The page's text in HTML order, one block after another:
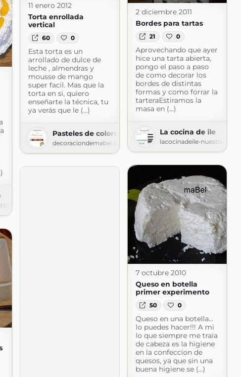
11 enero 2012
Torta enrollada
vertical
60 0
Esta torta es un
arrollado de dulce de
leche , almendras y
mousse de mango
super facil. Mas que la
torta en si, quiero
enseñarte la técnica, tu
ya verás que le (...)
Pasteles de colores
decoraciondemabel.blogspot.com
2 diciembre 2011
Bordes para tartas
21 0
Aprovechando que ayer
hice una tarta abierta,
pongo el paso a paso
de como decorar los
bordes de distintas
formas y como forrar la
tarteraEstiramos la
masa en (...)
La cocina de ile
lacocinadeile-
7 octubre 2010
Queso en botella
primer experimento
50 0
Queso en una botella...
lo puedes hacer!!! A mi
lo que siempre me traia
de cabeza es la higiene
en la confeccion de
quesos, ya que sin una
buena higiene se (...)